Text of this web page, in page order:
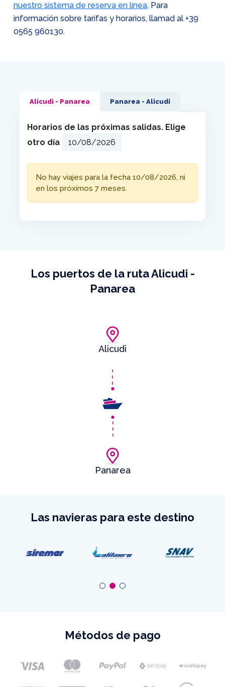
nuestro sistema de reserva en línea. Para
información sobre tarifas y horarios, llamad al +39
0565 960130.
Alicudi - Panarea Panarea - Alicudi
Horarios de las próximas salidas. Elige
otro día
No hay viajes para la fecha 10/08/2026, ni
en los próximos 7 meses.
Los puertos de la ruta Alicudi -
Panarea
Alicudi
Panarea
Las navieras para este destino
Métodos de pago